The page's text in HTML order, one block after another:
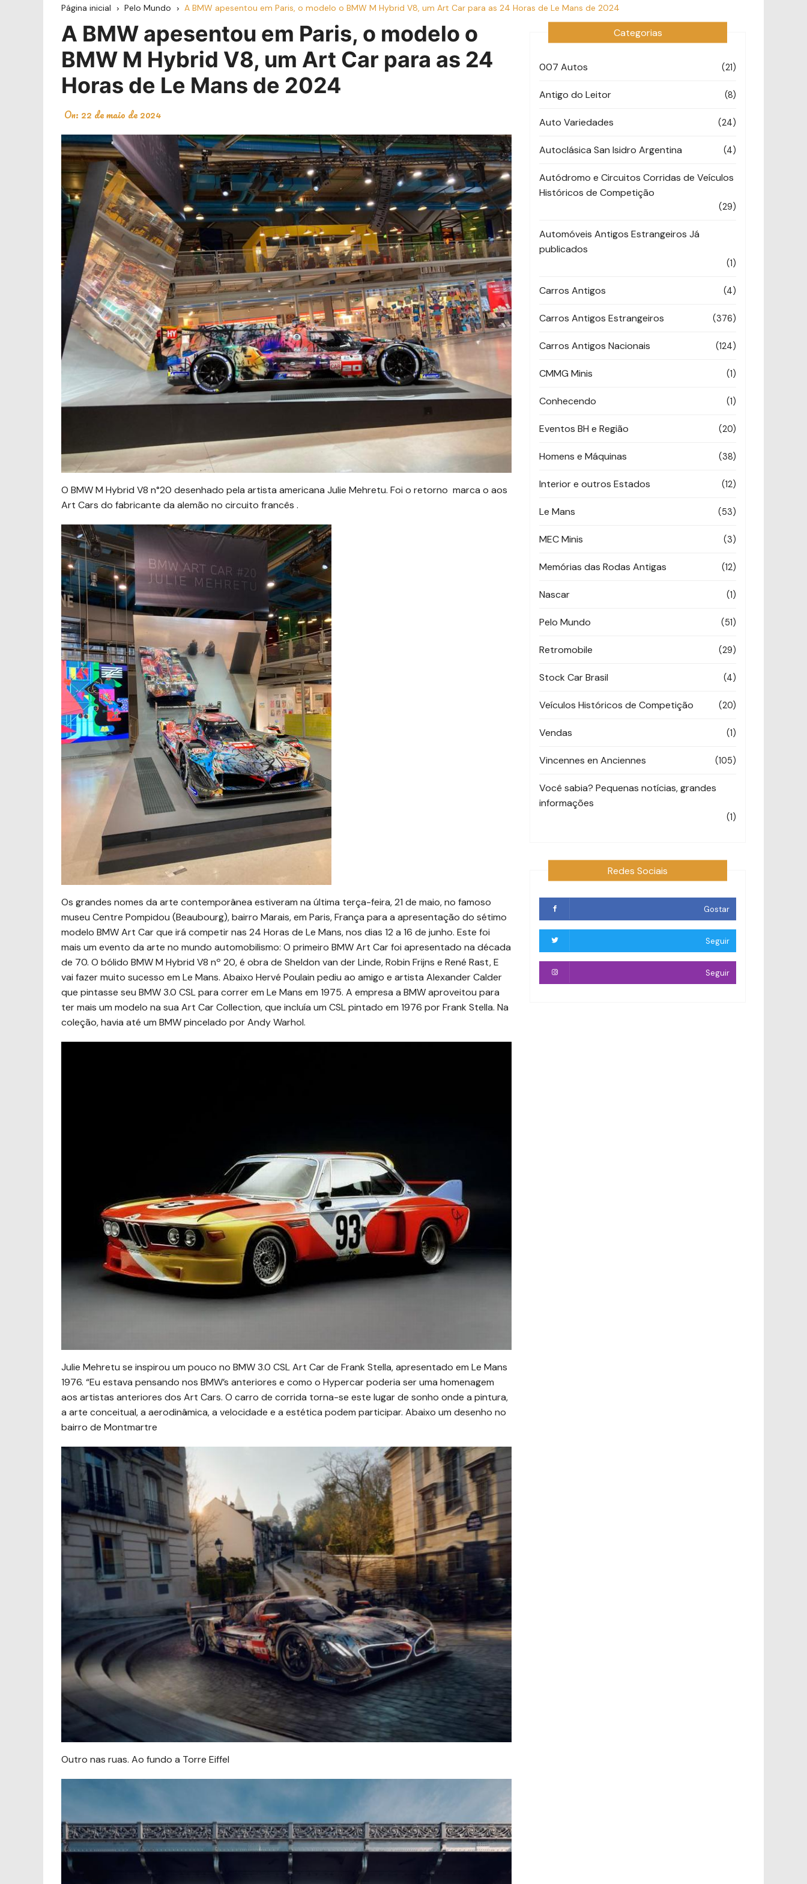
Página inicial Pelo Mundo A BMW apesentou em Paris, o modelo o BMW M Hybrid V8, um Art Car para as 24 Horas de Le Mans de 2024
A BMW apesentou em Paris, o modelo o
BMW M Hybrid V8, um Art Car para as 24
Horas de Le Mans de 2024
On: 22 de maio de 2024
O BMW M Hybrid V8 n°20 desenhado pela artista americana Julie Mehretu. Foi o retorno marca o aos
Art Cars do fabricante da alemão no circuito francês .
Os grandes nomes da arte contemporânea estiveram na última terça-feira, 21 de maio, no famoso
museu Centre Pompidou (Beaubourg), bairro Marais, em Paris, França para a apresentação do sétimo
modelo BMW Art Car que irá competir nas 24 Horas de Le Mans, nos dias 12 a 16 de junho. Este foi
mais um evento da arte no mundo automobilismo: O primeiro BMW Art Car foi apresentado na década
de 70. O bólido BMW M Hybrid V8 nº 20, é obra de Sheldon van der Linde, Robin Frijns e René Rast, E
vai fazer muito sucesso em Le Mans. Abaixo Hervé Poulain pediu ao amigo e artista Alexander Calder
que pintasse seu BMW 3.0 CSL para correr em Le Mans em 1975. A empresa a BMW aproveitou para
ter mais um modelo na sua Art Car Collection, que incluía um CSL pintado em 1976 por Frank Stella. Na
coleção, havia até um BMW pincelado por Andy Warhol.
Julie Mehretu se inspirou um pouco no BMW 3.0 CSL Art Car de Frank Stella, apresentado em Le Mans
1976. “Eu estava pensando nos BMW’s anteriores e como o Hypercar poderia ser uma homenagem
aos artistas anteriores dos Art Cars. O carro de corrida torna-se este lugar de sonho onde a pintura,
a arte conceitual, a aerodinâmica, a velocidade e a estética podem participar. Abaixo um desenho no
bairro de Montmartre
Outro nas ruas. Ao fundo a Torre Eiffel
Categorias
007 Autos (21)
Antigo do Leitor (8)
Auto Variedades (24)
Autoclásica San Isidro Argentina (4)
Autódromo e Circuitos Corridas de Veículos
Históricos de Competição
(29)
Automóveis Antigos Estrangeiros Já
publicados
(1)
Carros Antigos (4)
Carros Antigos Estrangeiros (376)
Carros Antigos Nacionais (124)
CMMG Minis (1)
Conhecendo (1)
Eventos BH e Região (20)
Homens e Máquinas (38)
Interior e outros Estados (12)
Le Mans (53)
MEC Minis (3)
Memórias das Rodas Antigas (12)
Nascar (1)
Pelo Mundo (51)
Retromobile (29)
Stock Car Brasil (4)
Veículos Históricos de Competição (20)
Vendas (1)
Vincennes en Anciennes (105)
Você sabia? Pequenas notícias, grandes
informações
(1)
Redes Sociais
Gostar
Seguir
Seguir